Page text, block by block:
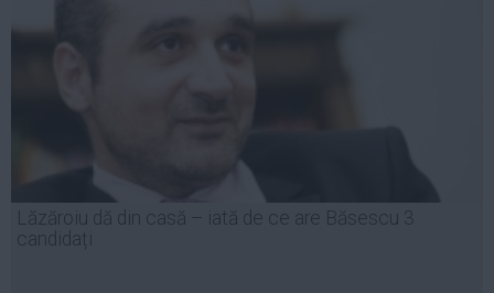
Lăzăroiu dă din casă – iată de ce are Băsescu 3
candidați